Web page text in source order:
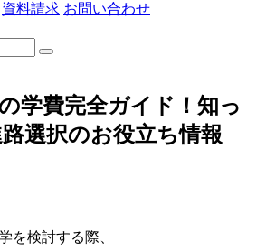
資料請求 お問い合わせ
学費完全ガイド！知っ
選択のお役立ち情報
を検討する際、